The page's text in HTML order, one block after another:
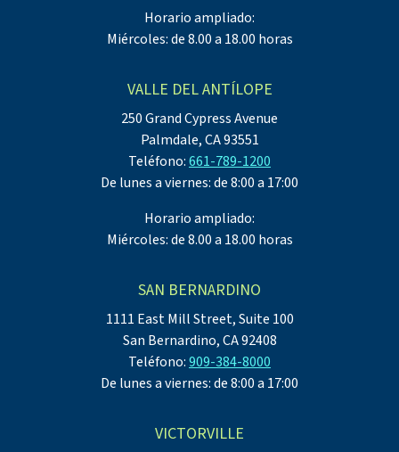
Horario ampliado:
Miércoles: de 8.00 a 18.00 horas
VALLE DEL ANTÍLOPE
250 Grand Cypress Avenue
Palmdale, CA 93551
Teléfono:661-789-1200
De lunes a viernes: de 8:00 a 17:00
Horario ampliado:
Miércoles: de 8.00 a 18.00 horas
SAN BERNARDINO
1111 East Mill Street, Suite 100
San Bernardino, CA 92408
Teléfono:909-384-8000
De lunes a viernes: de 8:00 a 17:00
VICTORVILLE